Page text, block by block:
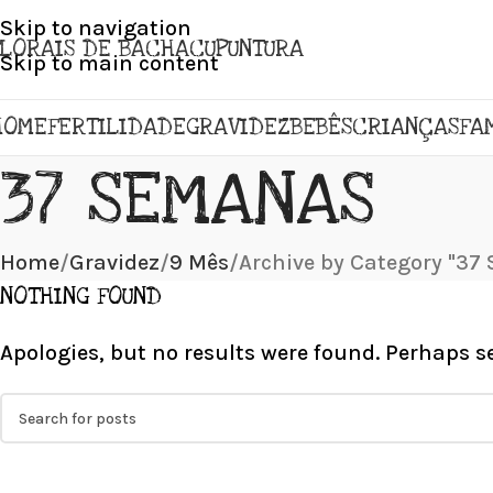
Skip to navigation
Skip to main content
DE BACHACUPUNTURA
FERTILIDADEGRAVIDEZBEBÊSCRIANÇAS
37 SEMANAS
Home Gravidez 9 Mês Archive by Category "37
NOTHING FOUND
Apologies, but no results were found. Perhaps